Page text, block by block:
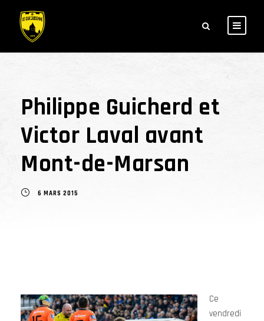
Philippe Guicherd et
Victor Laval avant
Mont-de-Marsan
6 MARS 2015
Ce
vendredi